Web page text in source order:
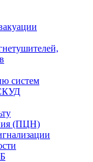
систем
(ПЦН)